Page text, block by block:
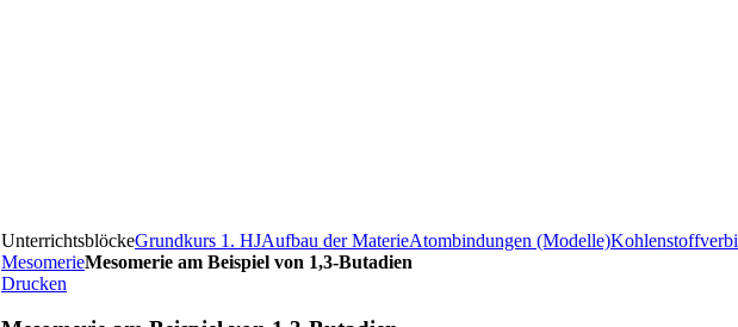
UnterrichtsblöckeGrundkurs 1. HJAufbau der MaterieAtombindungen (Modelle)
MesomerieMesomerie am Beispiel von 1,3-Butadien
Drucken